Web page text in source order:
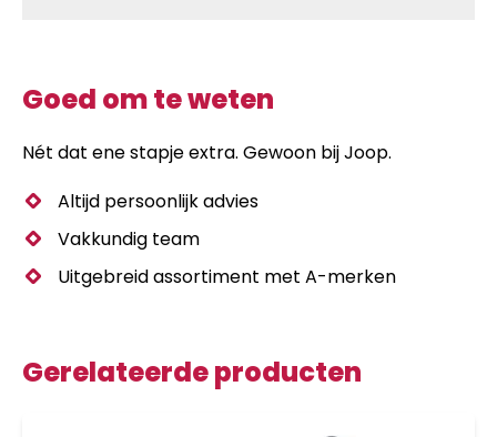
Goed om te weten
Nét dat ene stapje extra. Gewoon bij Joop.
Altijd persoonlijk advies
Vakkundig team
Uitgebreid assortiment met A-merken
Gerelateerde producten